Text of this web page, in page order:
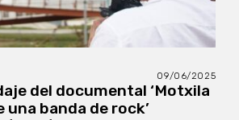
09/06/2025
del documental ‘Motxila
una banda de rock’